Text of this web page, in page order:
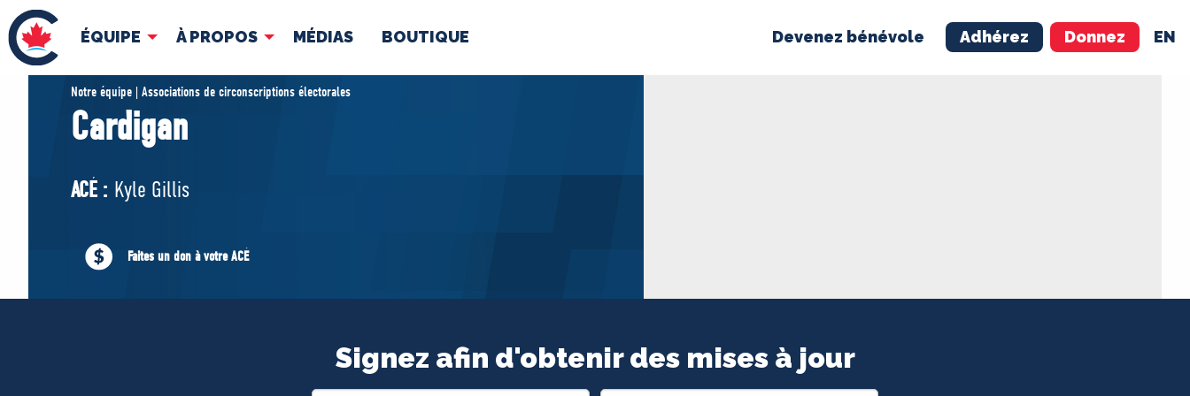
ÉQUIPE À PROPOS MÉDIAS BOUTIQUE Devenez bénévole Adhérez Donnez EN
ÉQUIPE
Pierre Poilievre
Cabinet fantôme
ACÉ
À PROPOS MÉDIAS
BOUTIQUE
Notre équipe | Associations de circonscriptions électorales
Cardigan
ACÉ : Kyle Gillis
Faites un don à votre ACÉ
Signez afin d'obtenir des mises à jour